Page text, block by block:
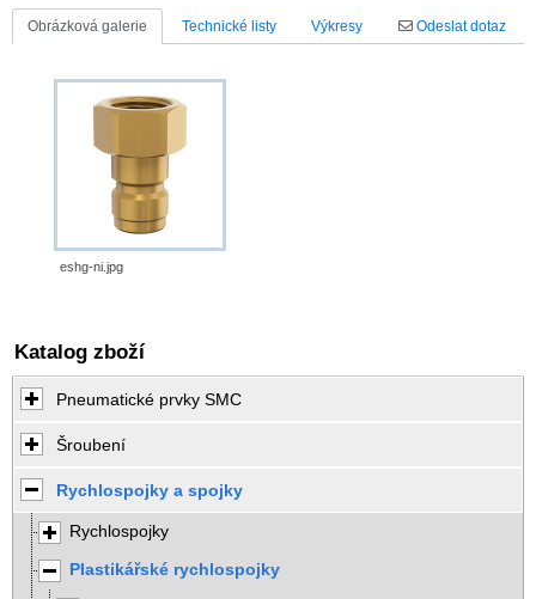
Obrázková galerie Technické listy Výkresy Odeslat dotaz
eshg-ni.jpg
Katalog zboží
Pneumatické prvky SMC
Šroubení
Rychlospojky a spojky
Rychlospojky
Plastikářské rychlospojky